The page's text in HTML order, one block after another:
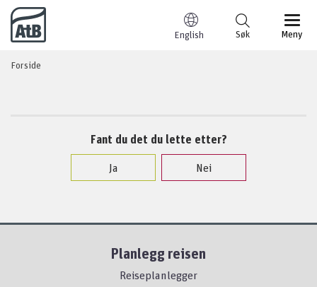
Til innhold
English Meny
Søk
Forside
Fant du det du lette etter?
Ja
Nei
Planlegg reisen
Reiseplanlegger